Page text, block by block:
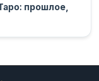
прошлое,